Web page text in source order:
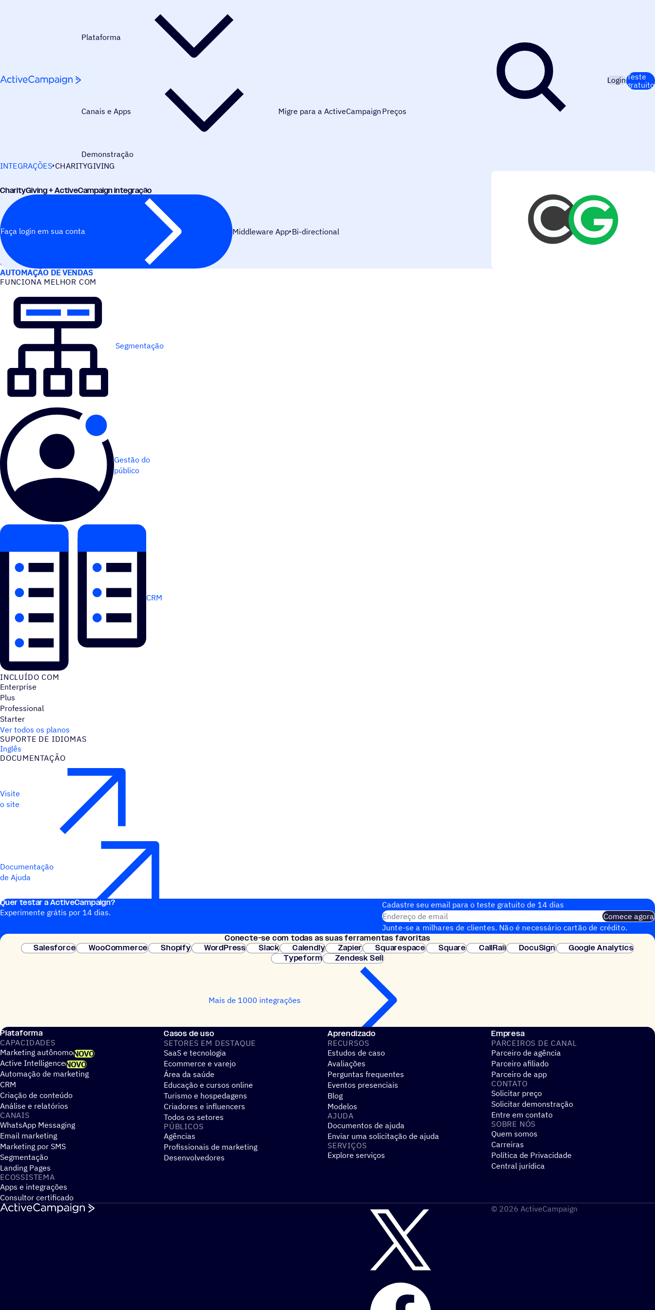
Plataforma
Canais e Apps Migre para a ActiveCampaign Preços
Demonstração
LoginTeste
gratuito
INTEGRAÇÕES CHARITYGIVING
CharityGiving + ActiveCampaign integração
Faça login em sua conta Middleware App Bi-directional
CASOS DE USO
AUTOMAÇÃO DE VENDAS
FUNCIONA MELHOR COM
Segmentação
Gestão do
público
CRM
INCLUÍDO COM
Enterprise
Plus
Professional
Starter
Ver todos os planos
SUPORTE DE IDIOMAS
Inglês
DOCUMENTAÇÃO
Visite
o site
Documentação
de Ajuda
Quer testar a ActiveCampaign?
Experimente grátis por 14 dias.
Cadastre seu email para o teste gratuito de 14 dias
Endereço de email
Comece agora
Junte-se a milhares de clientes. Não é necessário cartão de crédito.
Configuração instantânea.
Conecte-se com todas as suas ferramentas favoritas
Salesforce
WooCommerce Shopify WordPress Slack Calendly Zapier Squarespace Square CallRail DocuSign
Google Analytics
Typeform
Zendesk Sell
Mais de 1000 integrações
Plataforma
CAPACIDADES
Marketing autônomoNOVO
Active IntelligenceNOVO
Automação de marketing
CRM
Criação de conteúdo
Análise e relatórios
CANAIS
WhatsApp Messaging
Email marketing
Marketing por SMS
Segmentação
Landing Pages
ECOSSISTEMA
Apps e integrações
Consultor certificado
Casos de uso
SETORES EM DESTAQUE
SaaS e tecnologia
Ecommerce e varejo
Área da saúde
Educação e cursos online
Turismo e hospedagens
Criadores e influencers
Todos os setores
PÚBLICOS
Agências
Profissionais de marketing
Desenvolvedores
Aprendizado
RECURSOS
Estudos de caso
Avaliações
Perguntas frequentes
Eventos presenciais
Blog
Modelos
AJUDA
Documentos de ajuda
Enviar uma solicitação de ajuda
SERVIÇOS
Explore serviços
Empresa
PARCEIROS DE CANAL
Parceiro de agência
Parceiro afiliado
Parceiro de app
CONTATO
Solicitar preço
Solicitar demonstração
Entre em contato
SOBRE NÓS
Quem somos
Carreiras
Política de Privacidade
Central jurídica
© 2026 ActiveCampaign